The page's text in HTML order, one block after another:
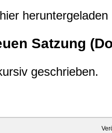
Satzung
geschrieben.